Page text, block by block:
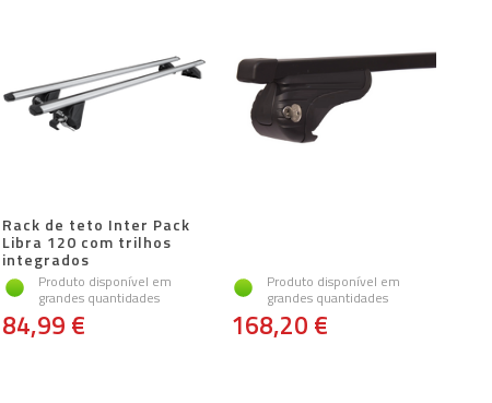
Rack de teto Inter Pack
Libra 120 com trilhos
integrados
Produto disponível em
grandes quantidades
84,99 €
Produto disponível em
grandes quantidades
168,20 €